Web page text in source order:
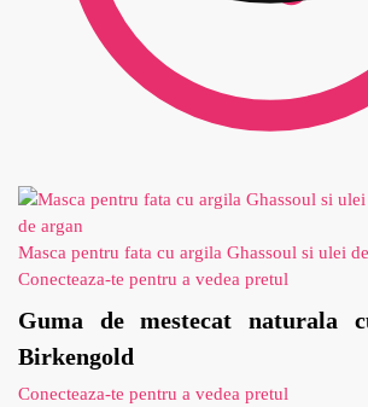
Masca pentru fata cu argila Ghassoul si ulei
Conecteaza-te pentru a vedea pretul
Guma de mestecat naturala
Birkengold
Conecteaza-te pentru a vedea pretul